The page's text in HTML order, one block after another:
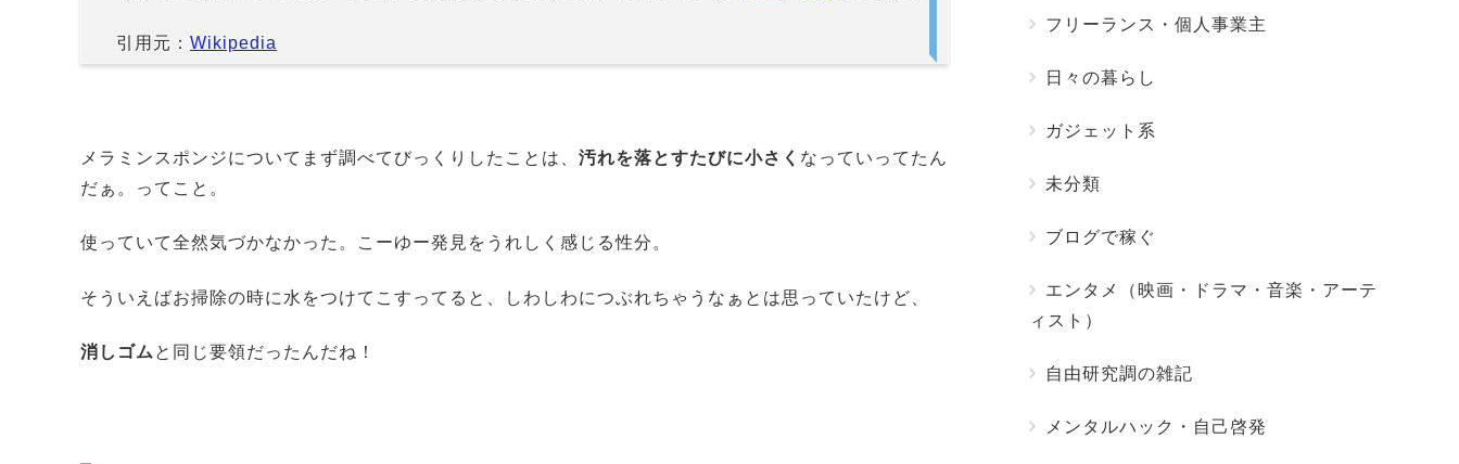
引用元： Wikipedia
メラミンスポンジについてまず調べてびっくりしたことは、 汚れを落とすたびに小さく なっていってたん
だぁ。ってこと。
使っていて全然気づかなかった。こーゆー発見をうれしく感じる性分。
そういえばお掃除の時に水をつけてこすってると、しわしわにつぶれちゃうなぁとは思っていたけど、
消しゴム と同じ要領だったんだね！
フリーランス・個人事業主
日々の暮らし
ガジェット系
未分類
ブログで稼ぐ
エンタメ（映画・ドラマ・音楽・アーテ
ィスト）
自由研究調の雑記
メンタルハック・自己啓発